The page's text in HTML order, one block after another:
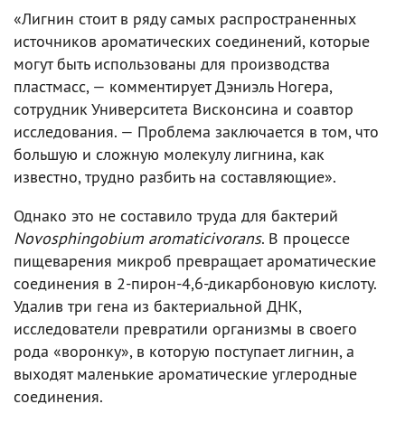
«Лигнин стоит в ряду самых распространенных
источников ароматических соединений, которые
могут быть использованы для производства
пластмасс, — комментирует Дэниэль Ногера,
сотрудник Университета Висконсина и соавтор
исследования. — Проблема заключается в том, что
большую и сложную молекулу лигнина, как
известно, трудно разбить на составляющие».
Однако это не составило труда для бактерий
Novosphingobium aromaticivorans. В процессе
пищеварения микроб превращает ароматические
соединения в 2-пирон-4,6-дикарбоновую кислоту.
Удалив три гена из бактериальной ДНК,
исследователи превратили организмы в своего
рода «воронку», в которую поступает лигнин, а
выходят маленькие ароматические углеродные
соединения.